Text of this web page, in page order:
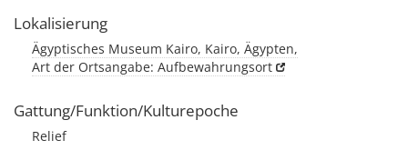
Lokalisierung
Ägyptisches Museum Kairo, Kairo, Ägypten,
Art der Ortsangabe: Aufbewahrungsort
Gattung/Funktion/Kulturepoche
Relief